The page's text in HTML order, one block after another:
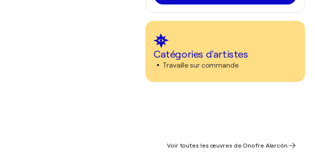
Catégories d'artistes
Travaille sur commande
Voir toutes les œuvres de Onofre Alarcón